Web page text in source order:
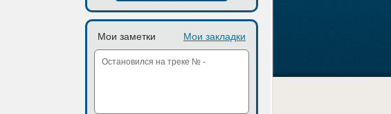
Мои заметки Мои закладки